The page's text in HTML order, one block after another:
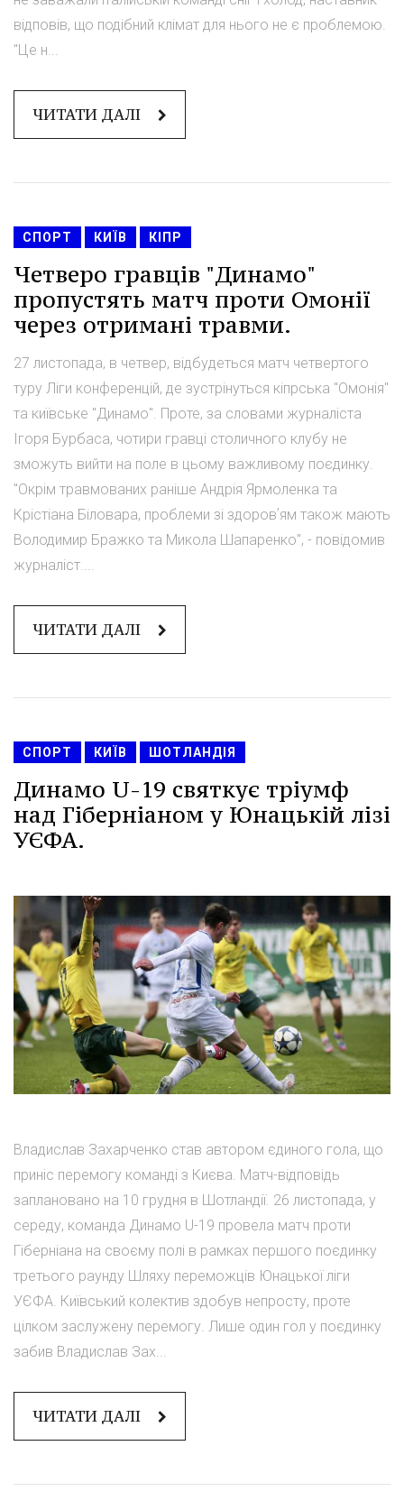
відповів, що подібний клімат для нього не є проблемою.
"Це н...
ЧИТАТИ ДАЛІ
СПОРТ КИЇВ КІПР
Четверо гравців "Динамо"
пропустять матч проти Омонії
через отримані травми.
27 листопада, в четвер, відбудеться матч четвертого
туру Ліги конференцій, де зустрінуться кіпрська "Омонія"
та київське "Динамо". Проте, за словами журналіста
Ігоря Бурбаса, чотири гравці столичного клубу не
зможуть вийти на поле в цьому важливому поєдинку.
"Окрім травмованих раніше Андрія Ярмоленка та
Крістіана Біловара, проблеми зі здоровʼям також мають
Володимир Бражко та Микола Шапаренко", - повідомив
журналіст....
ЧИТАТИ ДАЛІ
СПОРТ КИЇВ ШОТЛАНДІЯ
Динамо U-19 святкує тріумф
над Гіберніаном у Юнацькій лізі
УЄФА.
Владислав Захарченко став автором єдиного гола, що
приніс перемогу команді з Києва. Матч-відповідь
заплановано на 10 грудня в Шотландії. 26 листопада, у
середу, команда Динамо U-19 провела матч проти
Гіберніана на своєму полі в рамках першого поєдинку
третього раунду Шляху переможців Юнацької ліги
УЄФА. Київський колектив здобув непросту, проте
цілком заслужену перемогу. Лише один гол у поєдинку
забив Владислав Зах...
ЧИТАТИ ДАЛІ